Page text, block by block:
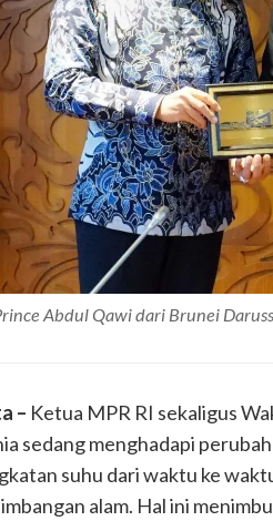
Abdul Qawi dari Brunei
– Ketua MPR RI sekaligus
sedang menghadapi
suhu dari waktu ke
alam. Hal ini